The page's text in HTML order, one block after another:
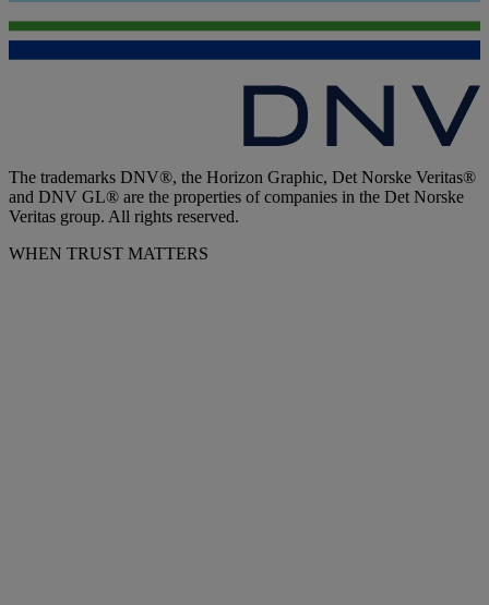
The trademarks DNV®, the Horizon Graphic, Det Norske Veritas®
and DNV GL® are the properties of companies in the Det Norske
Veritas group. All rights reserved.
WHEN TRUST MATTERS